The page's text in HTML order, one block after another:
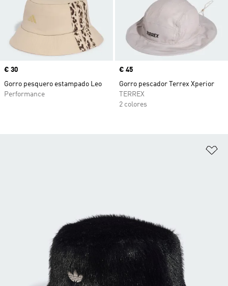
Precio
€ 30
Gorro pesquero estampado Leo
Performance
Precio
€ 45
Gorro pescador Terrex Xperior
TERREX
2 colores